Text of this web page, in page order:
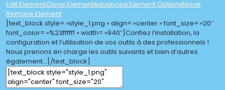
Edit ElementClone ElementAdvanced Element OptionsMove
Remove Element
[text_block style= »style_1.png » align= »center » font_size= »20″
font_color= »%23ffffff » width= »940″]Confiez l’installation, la
configuration et l’utilisation de vos outils à des professionnels !
Nous prenons en charge les outils suivants et bien d’autres
également…[/text_block]